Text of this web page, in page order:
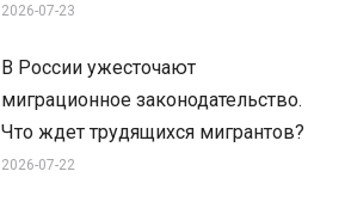
2026-07-23
В России ужесточают
миграционное законодательство.
Что ждет трудящихся мигрантов?
2026-07-22